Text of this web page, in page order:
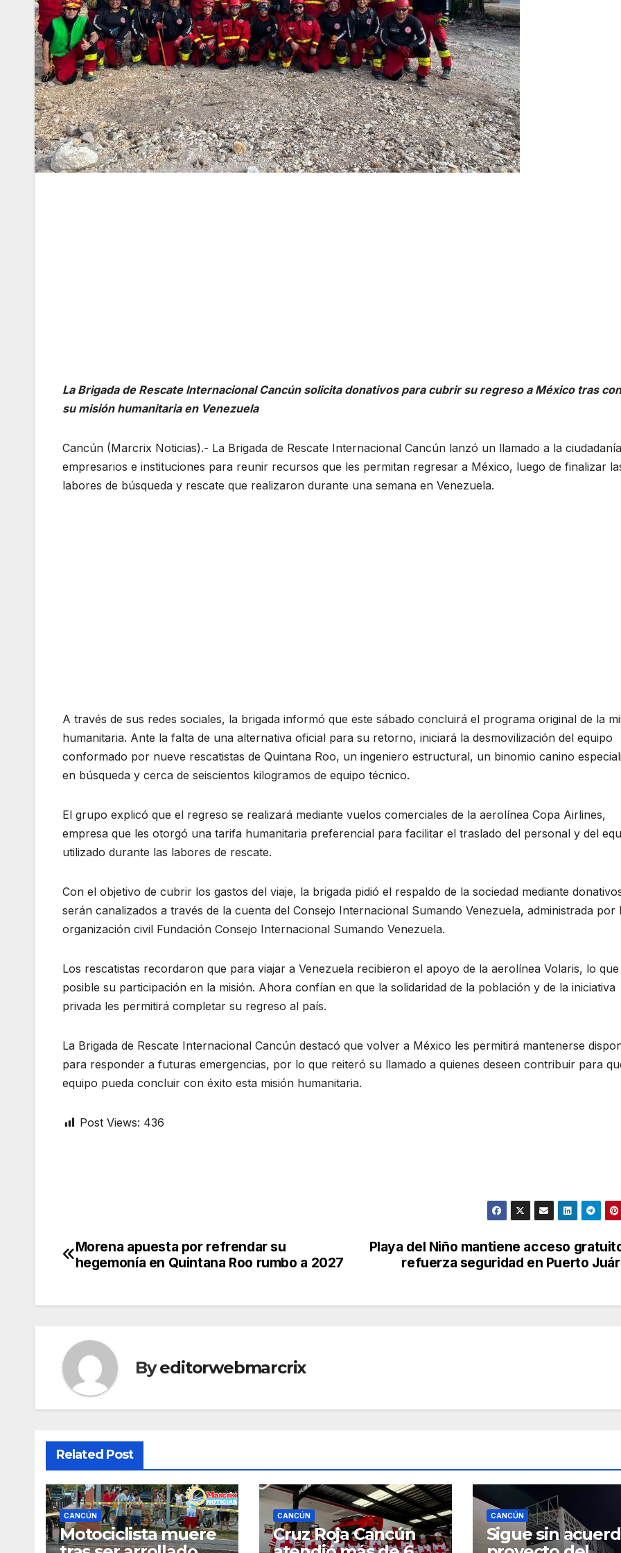
La Brigada de Rescate Internacional Cancún solicita donativos para cubrir su regreso a México tras
su misión humanitaria en Venezuela
Cancún (Marcrix Noticias).- La Brigada de Rescate Internacional Cancún lanzó un llamado a la
empresarios e instituciones para reunir recursos que les permitan regresar a México, luego de finalizar
labores de búsqueda y rescate que realizaron durante una semana en Venezuela.
A través de sus redes sociales, la brigada informó que este sábado concluirá el programa original de la
humanitaria. Ante la falta de una alternativa oficial para su retorno, iniciará la desmovilización del equipo
conformado por nueve rescatistas de Quintana Roo, un ingeniero estructural, un binomio canino
en búsqueda y cerca de seiscientos kilogramos de equipo técnico.
El grupo explicó que el regreso se realizará mediante vuelos comerciales de la aerolínea Copa Airlines,
empresa que les otorgó una tarifa humanitaria preferencial para facilitar el traslado del personal y del
utilizado durante las labores de rescate.
Con el objetivo de cubrir los gastos del viaje, la brigada pidió el respaldo de la sociedad mediante
serán canalizados a través de la cuenta del Consejo Internacional Sumando Venezuela, administrada por
organización civil Fundación Consejo Internacional Sumando Venezuela.
Los rescatistas recordaron que para viajar a Venezuela recibieron el apoyo de la aerolínea Volaris, lo
posible su participación en la misión. Ahora confían en que la solidaridad de la población y de la iniciativa
privada les permitirá completar su regreso al país.
La Brigada de Rescate Internacional Cancún destacó que volver a México les permitirá mantenerse
para responder a futuras emergencias, por lo que reiteró su llamado a quienes deseen contribuir para
equipo pueda concluir con éxito esta misión humanitaria.
Post Views: 436
Post
Playa del Niño mantiene acceso
refuerza seguridad en Puerto
Morena apuesta por refrendar su
hegemonía en Quintana Roo rumbo a 2027
Byeditorwebmarcrix
Related Post
CANCÚN
Motociclista muere
CANCÚN
Cruz Roja Cancún
CANCÚN
Sigue sin